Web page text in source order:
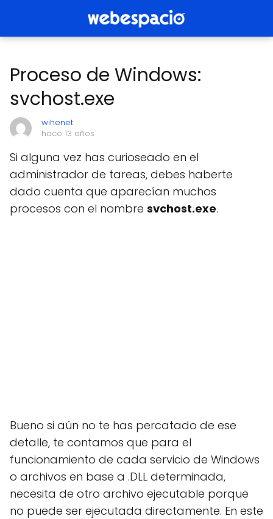
Proceso de Windows:
svchost.exe
wihenet
hace 13 años
Si alguna vez has curioseado en el
administrador de tareas, debes haberte
dado cuenta que aparecían muchos
procesos con el nombre svchost.exe.
Bueno si aún no te has percatado de ese
detalle, te contamos que para el
funcionamiento de cada servicio de Windows
o archivos en base a .DLL determinada,
necesita de otro archivo ejecutable porque
no puede ser ejecutada directamente. En este